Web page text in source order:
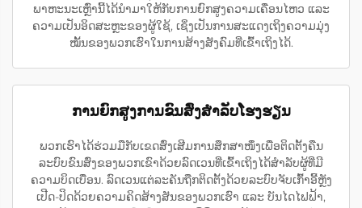
ພາຫະນະເຫຼົ່ານີ້ໄດ້ນຳມາໃຫ້ກັບການຍົກສູງຄວາມເຄື່ອນໄຫວ ແລະ
ຄວາມເປັນອິດສະຫຼະຂອງຜູ້ໃຊ້, ເຊິ່ງເປັນການສະແດງເຖິງຄວາມມຸ່ງ
ໝັ້ນຂອງພວກເຮົາໃນການສ້າງສັງຄົມທີ່ເຂົ້າເຖິງໄດ້.
ການຍົກສູງການຂົນສົ່ງສຳລັບໂຮງຮຽນ
ພວກເຮົາໄດ້ຮ່ວມມືກັບເຂດສົ່ງເສີມການສຶກສາໜຶ່ງເພື່ອຕິດຕັ້ງຄືນ
ລະບົບຂົນສົ່ງຂອງພວກເຂົາດ້ວຍລົດເວນທີ່ເຂົ້າເຖິງໄດ້ສຳລັບຜູ້ທີ່ມີ
ຄວາມບິດເບື່ອນ. ລົດເວນແຕ່ລະຄັນຖືກຕິດຕັ້ງດ້ວຍລະບົບຈັບເກົ້າອີ້ຫຼັງ
ເປີດ-ປິດດ້ວຍຄວາມຄິດສ້າງສັນຂອງພວກເຮົາ ແລະ ບັນໄດໄຟຟ້າ,